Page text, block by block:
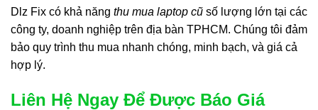
Dlz Fix có khả năng thu mua laptop cũ số lượng lớn tại các
công ty, doanh nghiệp trên địa bàn TPHCM. Chúng tôi đảm
bảo quy trình thu mua nhanh chóng, minh bạch, và giá cả
hợp lý.
Liên Hệ Ngay Để Được Báo Giá